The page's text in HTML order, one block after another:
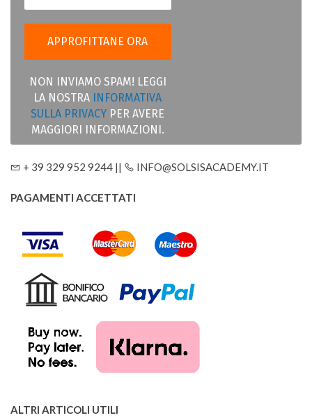
NON INVIAMO SPAM! LEGGI
LA NOSTRA
INFORMATIVA
SULLA PRIVACY PER AVERE
MAGGIORI INFORMAZIONI.
+ 39 329 952 9244 || INFO@SOLSISACADEMY.IT
PAGAMENTI ACCETTATI
ALTRI ARTICOLI UTILI